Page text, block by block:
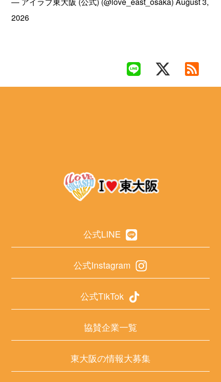
2026
公式LINE
公式Instagram
公式TikTok
協賛企業一覧
東大阪の情報大募集